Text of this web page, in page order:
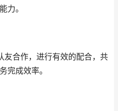
力。
友合作，进行有效的配合，共
完成效率。